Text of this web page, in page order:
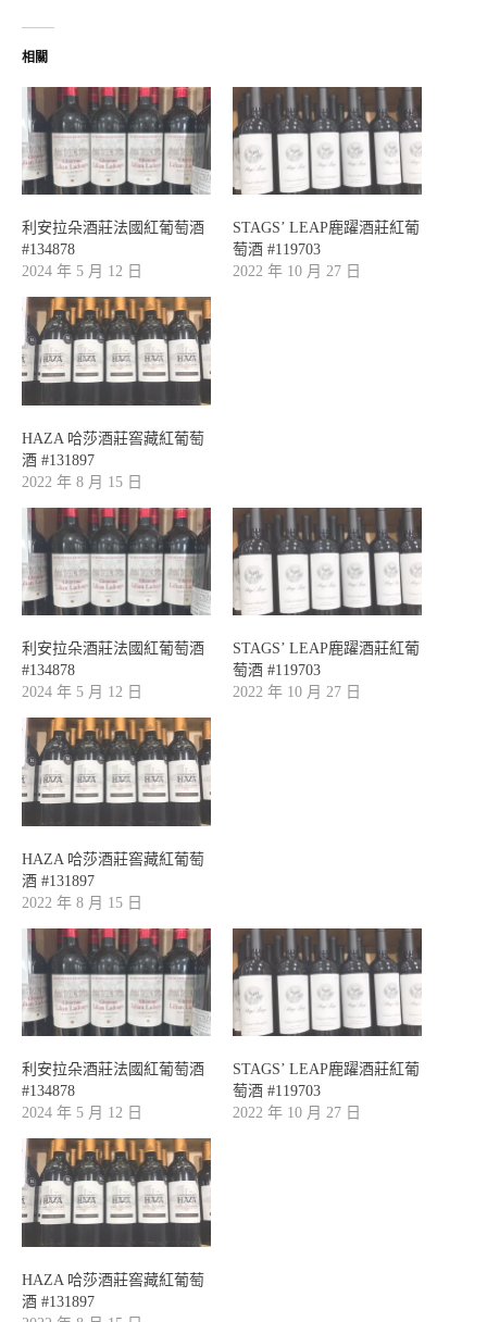
相關
利安拉朵酒莊法國紅葡萄酒
#134878
2024 年 5 月 12 日
STAGS’ LEAP鹿躍酒莊紅葡
萄酒 #119703
2022 年 10 月 27 日
HAZA 哈莎酒莊窖藏紅葡萄
酒 #131897
2022 年 8 月 15 日
利安拉朵酒莊法國紅葡萄酒
#134878
2024 年 5 月 12 日
STAGS’ LEAP鹿躍酒莊紅葡
萄酒 #119703
2022 年 10 月 27 日
HAZA 哈莎酒莊窖藏紅葡萄
酒 #131897
2022 年 8 月 15 日
利安拉朵酒莊法國紅葡萄酒
#134878
2024 年 5 月 12 日
STAGS’ LEAP鹿躍酒莊紅葡
萄酒 #119703
2022 年 10 月 27 日
HAZA 哈莎酒莊窖藏紅葡萄
酒 #131897